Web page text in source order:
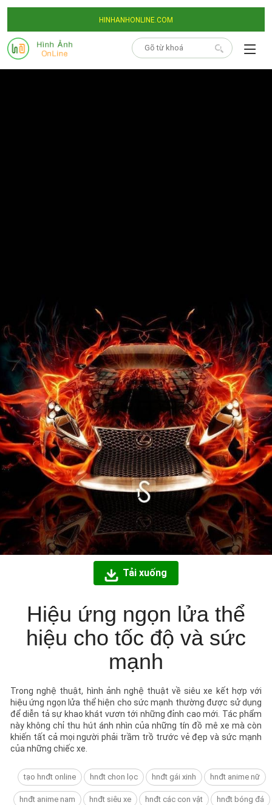
HINHANHONLINE.COM
Tải xuống
Hiệu ứng ngọn lửa thể
hiệu cho tốc độ và sức
mạnh
Trong nghệ thuật, hình ảnh nghệ thuật về siêu xe kết hợp với
hiệu ứng ngọn lửa thể hiện cho sức mạnh thường được sử dụng
để diễn tả sự khao khát vươn tới những đỉnh cao mới. Tác phẩm
này không chỉ thu hút ánh nhìn của những tín đồ mê xe mà còn
khiến tất cả mọi người phải trầm trồ trước vẻ đẹp và sức mạnh
của những chiếc xe.
tạo hnđt online hnđt chon lọc hnđt gái xinh hnđt anime nữ
hnđt anime nam hnđt siêu xe hnđt các con vật hnđt bóng đá